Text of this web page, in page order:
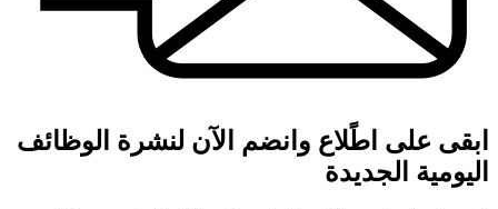
ابقى على اطًلاع وانضم الآن لنشرة الوظائف
اليومية الجديدة